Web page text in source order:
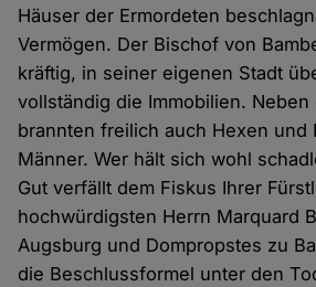
Häuser der Ermordeten
Vermögen. Der Bischof von
kräftig, in seiner eigenen Stadt
vollständig die Immobilien. Neben
brannten freilich auch Hexen und
Männer. Wer hält sich wohl
Gut verfällt dem Fiskus Ihrer
hochwürdigsten Herrn Marquard
Augsburg und Dompropstes zu
die Beschlussformel unter den